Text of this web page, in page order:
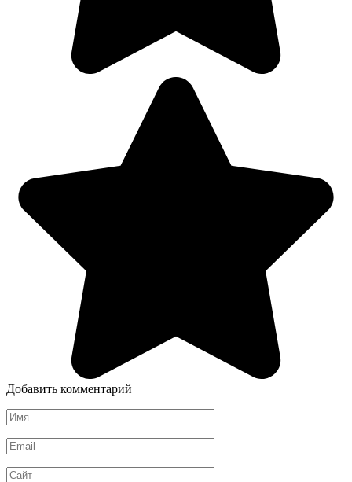
Добавить комментарий
Имя
*
Email
*
Сайт